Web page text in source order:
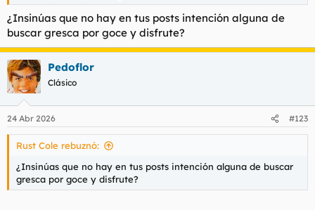
¿Insinúas que no hay en tus posts intención alguna de
buscar gresca por goce y disfrute?
Pedoflor
Clásico
24 Abr 2026 #123
Rust Cole rebuznó:
¿Insinúas que no hay en tus posts intención alguna de buscar
gresca por goce y disfrute?